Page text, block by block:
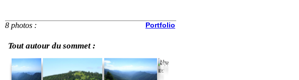
8 photos : Portfolio
Tout autour du sommet :